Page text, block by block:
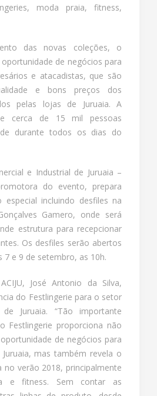
moda praia, fitness,
das novas coleções, o
de negócios para
e atacadistas, que são
e bons preços dos
pelas lojas de Juruaia. A
cerca de 15 mil pessoas
durante todos os dias do
e Industrial de Juruaia –
do evento, prepara
especial incluindo desfiles na
Gamero, onde será
estrutura para recepcionar
Os desfiles serão abertos
7 e 9 de setembro, as 10h.
José Antonio da Silva,
do Festlingerie para o setor
Juruaia. “Tão importante
Festlingerie proporciona não
de negócios para
mas também revela o
no verão 2018, principalmente
e fitness. Sem contar as